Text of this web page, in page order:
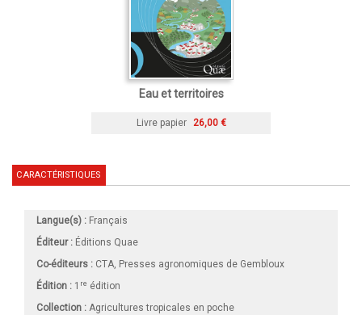
Eau et territoires
Livre papier 26,00 €
CARACTÉRISTIQUES
Langue(s) : Français
Éditeur : Éditions Quae
Co-éditeurs : CTA, Presses agronomiques de Gembloux
Édition : 1 re édition
Collection : Agricultures tropicales en poche